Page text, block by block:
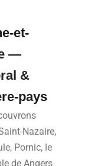
et-
—
&
pays
Nazaire,
Pornic, le
de Angers